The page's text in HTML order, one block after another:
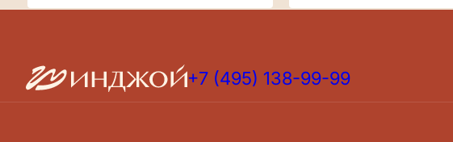
+7 (495) 138-99-99